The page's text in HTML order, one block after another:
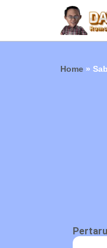
Home »